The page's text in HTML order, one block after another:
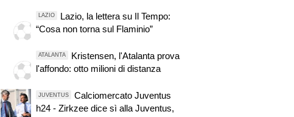
LAZIO
Lazio, la lettera su Il Tempo:
“Cosa non torna sul Flaminio”
ATALANTA
Kristensen, l'Atalanta prova
l'affondo: otto milioni di distanza
JUVENTUS
Calciomercato Juventus
h24 - Zirkzee dice sì alla Juventus,